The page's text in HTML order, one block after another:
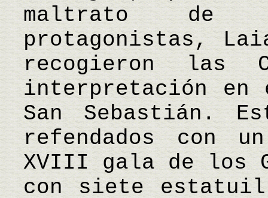
maltrato de
protagonistas,
recogieron las
interpretación en
San Sebastián.
refendados con
XVIII gala de los
con siete